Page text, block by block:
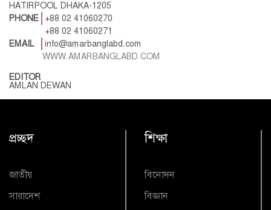
HATIRPOOL DHAKA-1205
PHONE
+88 02 41060270
+88 02 41060271
EMAIL
info@amarbanglabd.com
WWW.AMARBANGLABD.COM
EDITOR
AMLAN DEWAN
প্রচ্ছদ
জাতীয়
সারাদেশ
শিক্ষা
বিনোদন
বিজ্ঞান